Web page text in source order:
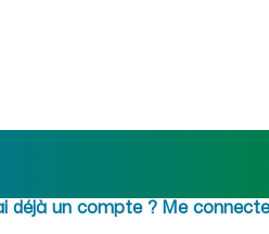
: recrutement
maideoà
déjà un compte ? Me